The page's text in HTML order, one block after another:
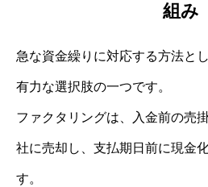
組み
急な資金繰りに対応する方法と
有力な選択肢の一つです。
ファクタリングは、入金前の売
社に売却し、支払期日前に現金
す。